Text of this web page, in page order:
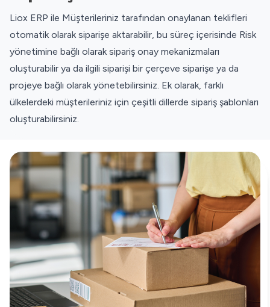
Liox ERP ile Müşterileriniz tarafından onaylanan teklifleri
otomatik olarak siparişe aktarabilir, bu süreç içerisinde Risk
yönetimine bağlı olarak sipariş onay mekanizmaları
oluşturabilir ya da ilgili siparişi bir çerçeve siparişe ya da
projeye bağlı olarak yönetebilirsiniz. Ek olarak, farklı
ülkelerdeki müşterileriniz için çeşitli dillerde sipariş şablonları
oluşturabilirsiniz.